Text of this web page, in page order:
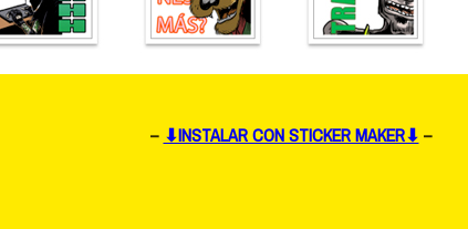
– ⬇INSTALAR CON STICKER MAKER⬇ –